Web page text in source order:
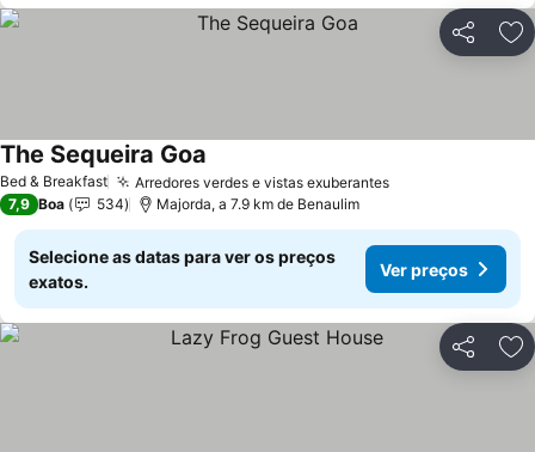
Partilhar
Bed & Breakfast Arredores verdes e vistas exuberantes
The Sequeira Goa
7,9 Boa 534 Majorda, a 7.9 km de Benaulim
Selecione as datas para ver os preços
exatos.
Ver preços
Partilhar